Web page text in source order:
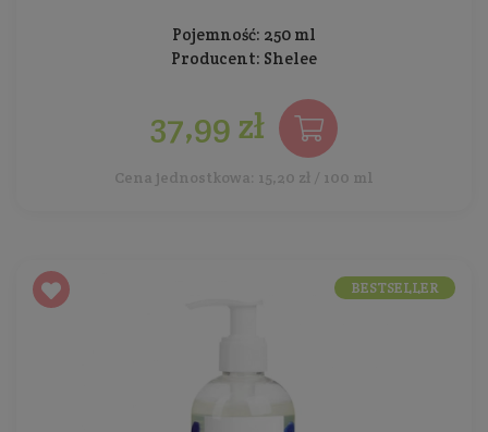
Pojemność: 250 ml
Producent: Shelee
37,99 zł
Cena jednostkowa: 15,20 zł / 100 ml
BESTSELLER